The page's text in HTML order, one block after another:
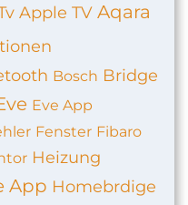
Apple TV Aqara
Bosch Bridge
Eve App
Fenster Fibaro
Heizung
App Homebrdige